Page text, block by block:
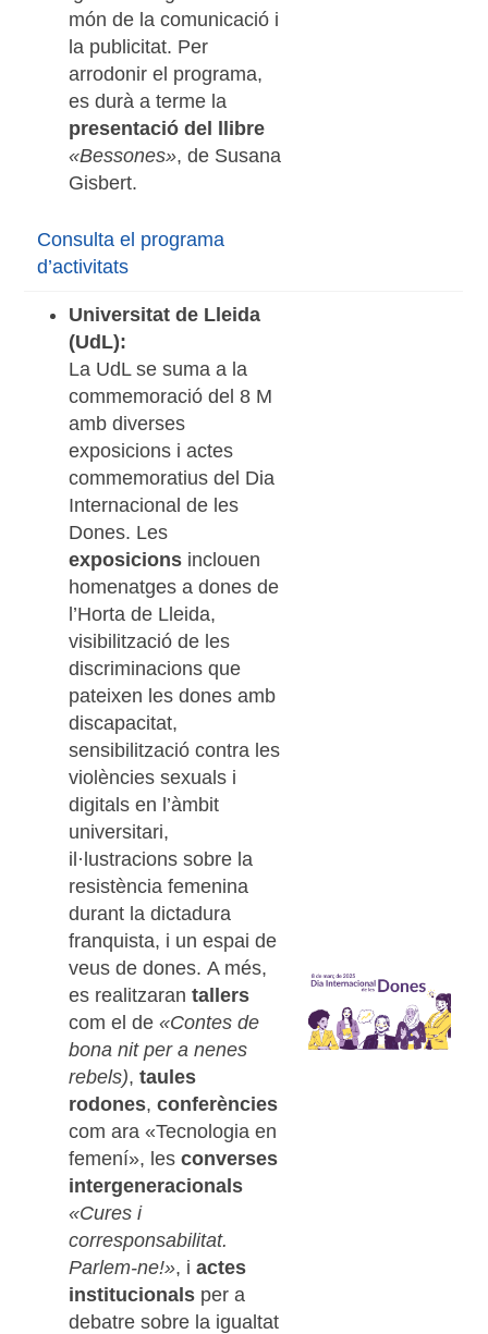
món de la comunicació i
la publicitat. Per
arrodonir el programa,
es durà a terme la
presentació del llibre
«Bessones», de Susana
Gisbert.
Consulta el programa
d’activitats
Universitat de Lleida
(UdL):
La UdL se suma a la
commemoració del 8 M
amb diverses
exposicions i actes
commemoratius del Dia
Internacional de les
Dones. Les
exposicions inclouen
homenatges a dones de
l’Horta de Lleida,
visibilització de les
discriminacions que
pateixen les dones amb
discapacitat,
sensibilització contra les
violències sexuals i
digitals en l’àmbit
universitari,
il·lustracions sobre la
resistència femenina
durant la dictadura
franquista, i un espai de
veus de dones. A més,
es realitzarantallers
com el de«Contes de
bona nit per a nenes
rebels),taules
rodones,conferències
com ara «Tecnologia en
femení», lesconverses
intergeneracionals
«Cures i
corresponsabilitat.
Parlem-ne!», iactes
institucionals per a
debatre sobre la igualtat